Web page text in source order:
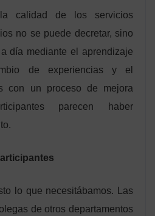
calidad de los servicios
no se puede decretar, sino
día mediante el aprendizaje
de experiencias y el
con un proceso de mejora
parecen haber
lo que necesitábamos. Las
de otros departamentos